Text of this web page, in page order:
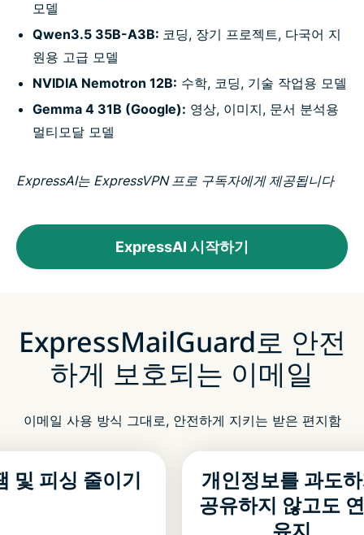
모델
Qwen3.5 35B-A3B: 코딩, 장기 프로젝트, 다국어 지
원용 고급 모델
NVIDIA Nemotron 12B: 수학, 코딩, 기술 작업용 모델
Gemma 4 31B (Google): 영상, 이미지, 문서 분석용
멀티모달 모델
ExpressAI는 ExpressVPN 프로 구독자에게 제공됩니다
ExpressAI 시작하기
ExpressMailGuard로 안전
하게 보호되는 이메일
이메일 사용 방식 그대로, 안전하게 지키는 받은 편지함
및 피싱 줄이기
개인정보를 과도
공유하지 않고도